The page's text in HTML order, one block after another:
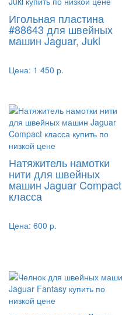
Игольная пластина
#88643 для швейных
машин Jaguar, Juki
Цена: 1 450 р.
Натяжитель намотки
нити для швейных
машин Jaguar Compact
класса
Цена: 600 р.